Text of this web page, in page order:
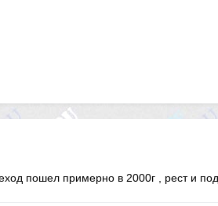
пошел примерно в 2000г , рест и